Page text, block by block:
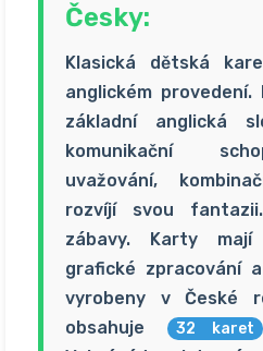
Česky:
Klasická dětská
anglickém
základní anglická
komunikační
uvažování,
rozvíjí svou
zábavy. Karty mají
grafické zpracování
vyrobeny v České
obsahuje
32 karet